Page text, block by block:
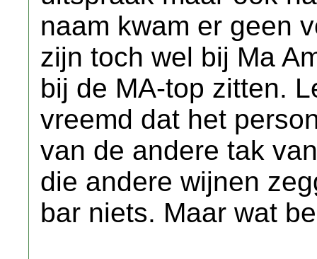
naam kwam er geen
zijn toch wel bij Ma
bij de MA-top zitten.
vreemd dat het
van de andere tak
die andere wijnen
bar niets. Maar wat